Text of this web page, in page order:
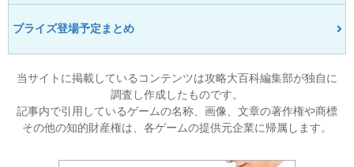
プライズ登場予定まとめ
当サイトに掲載しているコンテンツは攻略大百科編集部が独自に
調査し作成したものです。
記事内で引用しているゲームの名称、画像、文章の著作権や商標
その他の知的財産権は、各ゲームの提供元企業に帰属します。